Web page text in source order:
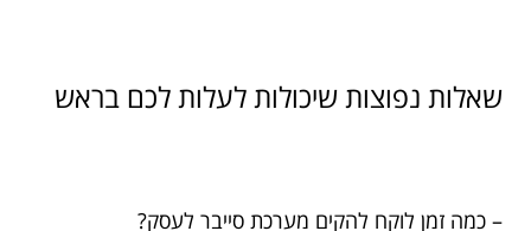
שאלות נפוצות שיכולות לעלות לכם בראש
– כמה זמן לוקח להקים מערכת סייבר לעסק?